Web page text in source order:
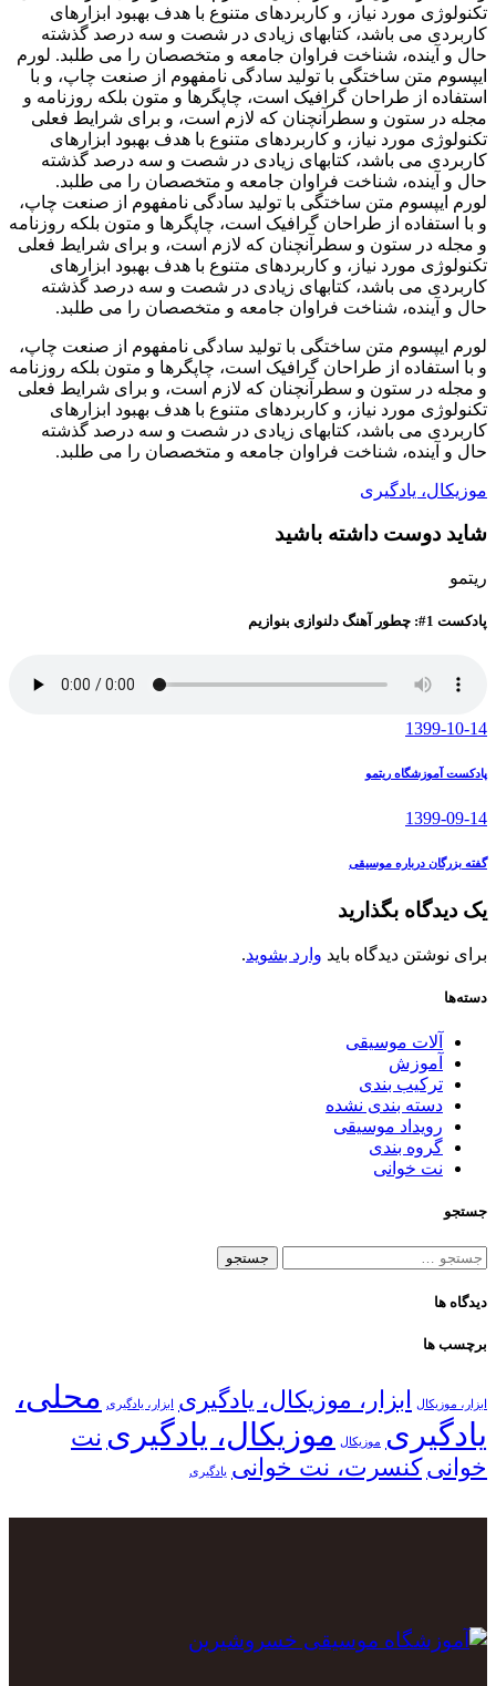
تکنولوژی مورد نیاز، و کاربردهای متنوع با هدف بهبود ابزارهای
کاربردی می باشد، کتابهای زیادی در شصت و سه درصد گذشته
حال و آینده، شناخت فراوان جامعه و متخصصان را می طلبد. لورم
ایپسوم متن ساختگی با تولید سادگی نامفهوم از صنعت چاپ، و با
استفاده از طراحان گرافیک است، چاپگرها و متون بلکه روزنامه و
مجله در ستون و سطرآنچنان که لازم است، و برای شرایط فعلی
تکنولوژی مورد نیاز، و کاربردهای متنوع با هدف بهبود ابزارهای
کاربردی می باشد، کتابهای زیادی در شصت و سه درصد گذشته
حال و آینده، شناخت فراوان جامعه و متخصصان را می طلبد.
لورم ایپسوم متن ساختگی با تولید سادگی نامفهوم از صنعت چاپ،
و با استفاده از طراحان گرافیک است، چاپگرها و متون بلکه روزنامه
و مجله در ستون و سطرآنچنان که لازم است، و برای شرایط فعلی
تکنولوژی مورد نیاز، و کاربردهای متنوع با هدف بهبود ابزارهای
کاربردی می باشد، کتابهای زیادی در شصت و سه درصد گذشته
حال و آینده، شناخت فراوان جامعه و متخصصان را می طلبد.
لورم ایپسوم متن ساختگی با تولید سادگی نامفهوم از صنعت چاپ،
و با استفاده از طراحان گرافیک است، چاپگرها و متون بلکه روزنامه
و مجله در ستون و سطرآنچنان که لازم است، و برای شرایط فعلی
تکنولوژی مورد نیاز، و کاربردهای متنوع با هدف بهبود ابزارهای
کاربردی می باشد، کتابهای زیادی در شصت و سه درصد گذشته
حال و آینده، شناخت فراوان جامعه و متخصصان را می طلبد.
موزیکال، یادگیری
شاید دوست داشته باشید
ریتمو
پادکست 1#: چطور آهنگ دلنوازی بنوازیم
1399-10-14
پادکست آموزشگاه ریتمو
1399-09-14
گفته بزرگان درباره موسیقی
یک دیدگاه بگذارید
برای نوشتن دیدگاه باید وارد بشوید.
دسته‌ها
آلات موسیقی
آموزش
ترکیب بندی
دسته بندی نشده
رویداد موسیقی
گروه بندی
نت خوانی
جستجو
جستجو
دیدگاه ها
برچسب ها
ابزار، موزیکال ابزار، موزیکال، یادگیری ابزار، یادگیری محلی،
یادگیری موزیکال موزیکال، یادگیری نت
خوانی کنسرت، نت خوانی یادگیری